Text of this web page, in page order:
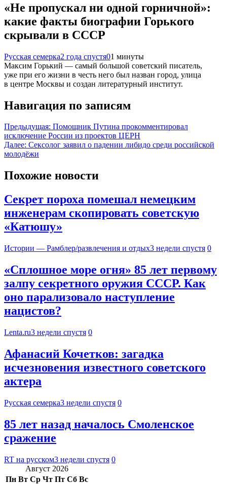
«Не пропускал ни одной горничной»:
какие факты биографии Горького
скрывали в СССР
Русская семерка2 года спустя01 минуты
Максим Горький — самый большой советский писатель,
уже при его жизни в честь него был назван город, улица
в центре Москвы и создан литературный институт.
Навигация по записям
Предыдущая: Помощник Путина прокомментировал
исключение России из проектов ЦЕРН
Далее: Сексолог заявил о падении либидо среди российской
молодёжи
Похожие новости
Секрет пороха помешал немецким
инженерам скопировать советскую
«Катюшу»
Истории — Рамблер/развлечения и отдых3 недели спустя 0
«Сплошное море огня» 85 лет первому
залпу секретного оружия СССР. Как
оно парализовало наступление
нацистов?
Lenta.ru3 недели спустя 0
Афанасий Кочетков: загадка
исчезновения известного советского
актера
Русская семерка3 недели спустя 0
85 лет назад началось Смоленское
сражение
RT на русском3 недели спустя 0
Август 2026
Пн Вт Ср Чт Пт Сб Вс